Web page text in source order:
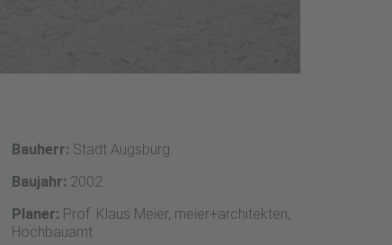
Bauherr: Stadt Augsburg
Baujahr: 2002
Planer: Prof. Klaus Meier, meier+architekten,
Hochbauamt